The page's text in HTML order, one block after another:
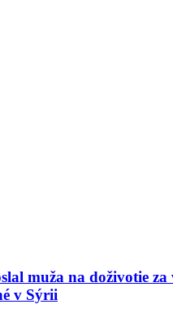
muža na doživotie za
v Sýrii